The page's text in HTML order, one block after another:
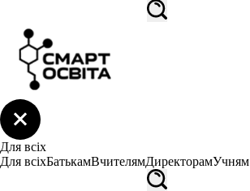
Для всіх
Для всіхБатькамВчителямДиректорамУчням